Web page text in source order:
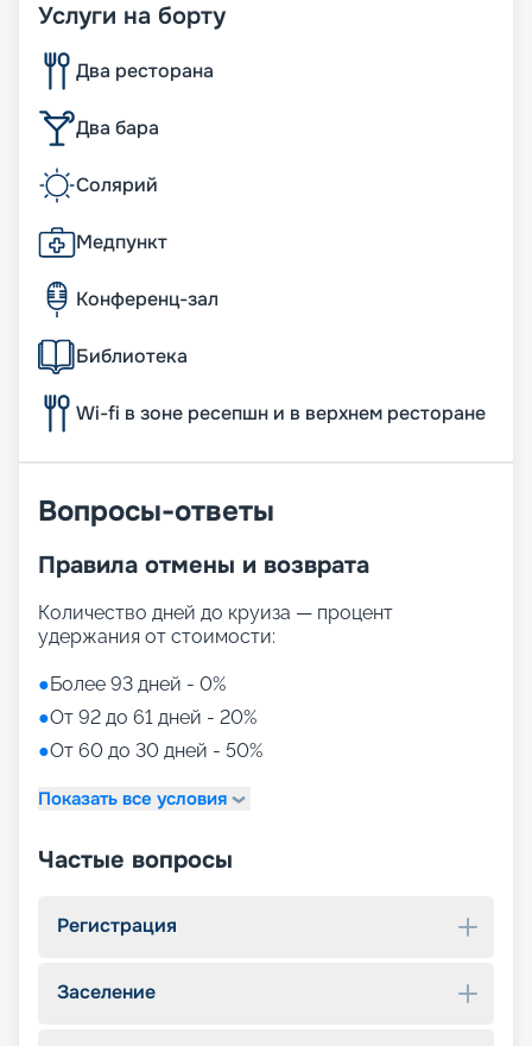
Услуги на борту
Два ресторана
Два бара
Солярий
Медпункт
Конференц-зал
Библиотека
Wi-fi в зоне ресепшн и в верхнем ресторане
Вопросы-ответы
Правила отмены и возврата
Количество дней до круиза — процент
удержания от стоимости:
●Более 93 дней - 0%
●От 92 до 61 дней - 20%
●От 60 до 30 дней - 50%
Показать все условия
Частые вопросы
Регистрация
Заселение